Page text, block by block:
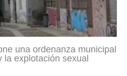
una ordenanza municipal
explotación sexual